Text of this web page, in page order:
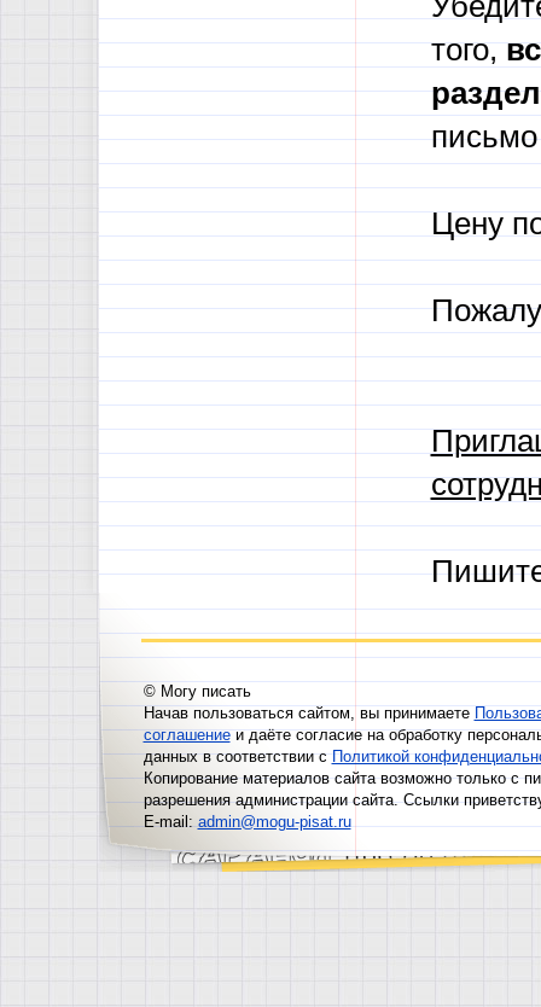
того,в
письмо
Цену
© Могу писать
Начав пользоваться сайтом, вы принимаете
соглашениеи даёте согласие на обработку
данных в соответствии сПолитикой
Копирование материалов сайта возможно только с
разрешения администрации сайта. Ссылки
E-mail:admin@mogu-pisat.ru